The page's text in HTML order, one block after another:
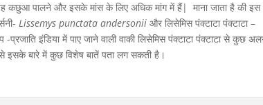
कछुआ पालने और इसके मांस के लिए अधिक मांग में हैं| माना जाता है की इस
Lissemys punctata andersonii और लिसेमिस पंक्टाटा पंक्टाटा –
-प्रजाति इंडिया में पाए जाने वाली वाकी लिसेमिस पंक्टाटा पंक्टाटा से कुछ
इसके बारे में कुछ विशेष बातें पता लग सकती है।